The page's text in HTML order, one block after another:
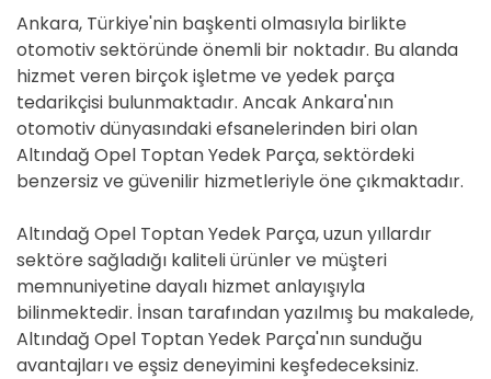
Ankara, Türkiye'nin başkenti olmasıyla birlikte
otomotiv sektöründe önemli bir noktadır. Bu alanda
hizmet veren birçok işletme ve yedek parça
tedarikçisi bulunmaktadır. Ancak Ankara'nın
otomotiv dünyasındaki efsanelerinden biri olan
Altındağ Opel Toptan Yedek Parça, sektördeki
benzersiz ve güvenilir hizmetleriyle öne çıkmaktadır.
Altındağ Opel Toptan Yedek Parça, uzun yıllardır
sektöre sağladığı kaliteli ürünler ve müşteri
memnuniyetine dayalı hizmet anlayışıyla
bilinmektedir. İnsan tarafından yazılmış bu makalede,
Altındağ Opel Toptan Yedek Parça'nın sunduğu
avantajları ve eşsiz deneyimini keşfedeceksiniz.